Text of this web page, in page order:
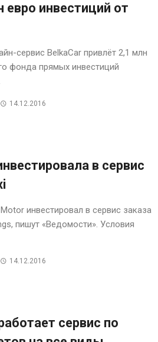
евро инвестиций от
сервис BelkaCar привлёт 2,1 млн
фонда прямых инвестиций
14.12.2016
в сервис
инвестировал в сервис заказа
пишут «Ведомости». Условия
14.12.2016
сервис по